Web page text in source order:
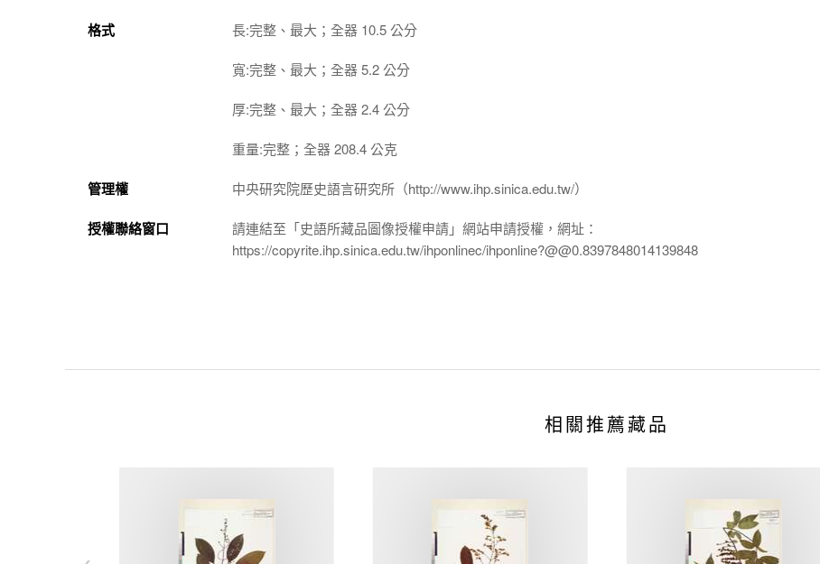
格式 長:完整、最大；全器 10.5 公分
寬:完整、最大；全器 5.2 公分
厚:完整、最大；全器 2.4 公分
重量:完整；全器 208.4 公克
管理權 中央研究院歷史語言研究所（http://www.ihp.sinica.edu.tw/）
授權聯絡窗口
請連結至「史語所藏品圖像授權申請」網站申請授權，網址：
https://copyrite.ihp.sinica.edu.tw/ihponlinec/ihponline?@@0.8397848014139848
相關推薦藏品